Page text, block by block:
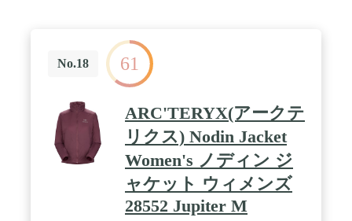
No.18 61
ARC'TERYX(アークテ
リクス) Nodin Jacket
Women's ノディン ジ
ャケット ウィメンズ
28552 Jupiter M